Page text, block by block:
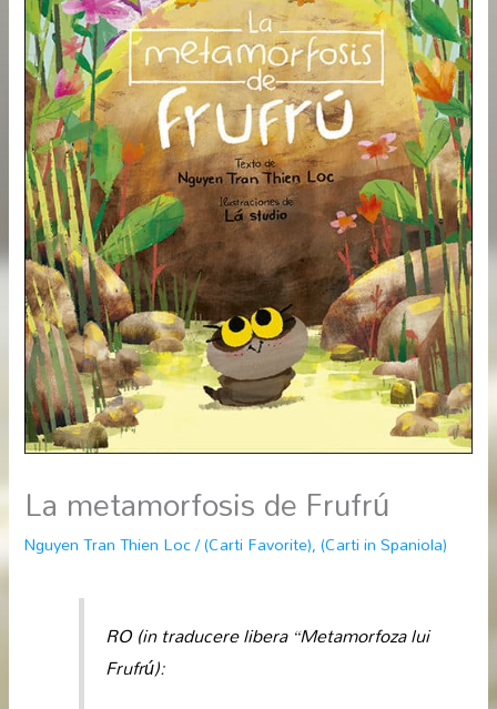
La metamorfosis de Frufrú
Nguyen Tran Thien Loc/(Carti Favorite),(Carti in Spaniola)
RO (in traducere libera “Metamorfoza lui
Frufrú):